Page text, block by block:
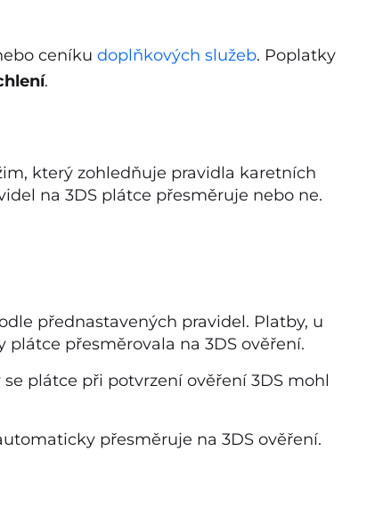
ceníku doplňkových služeb. Poplatky
.
který zohledňuje pravidla karetních
na 3DS plátce přesměruje nebo ne.
přednastavených pravidel. Platby, u
plátce přesměrovala na 3DS ověření.
plátce při potvrzení ověření 3DS mohl
přesměruje na 3DS ověření.